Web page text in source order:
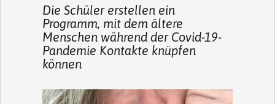
Die Schüler erstellen ein
Programm, mit dem ältere
Menschen während der Covid-19-
Pandemie Kontakte knüpfen
können